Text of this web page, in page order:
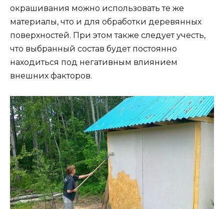
окрашивания можно использовать те же
материалы, что и для обработки деревянных
поверхностей. При этом также следует учесть,
что выбранный состав будет постоянно
находиться под негативным влиянием
внешних факторов.